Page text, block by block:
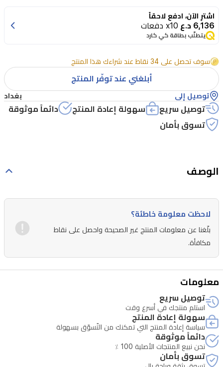
اشترِ الآن، ادفع لاحقاً
6,136 د.ع x10 دفعات
يتطلّب بطاقة كي كارد
سوف تحصل على 34 نقاط عند شراءك هذا المنتج
أبلغني عند توفّر المنتج
توصيل إلى بغداد
توصيل سريع سهولة إعادة المنتج
دائماً موثوقة
تسوق بأمان
الوصف
لاحظت معلومة خاطئة؟
بلّغنا عن معلومات المنتج غير الصحيحة واحصل على نقاط
مكافأة.
معلومات
توصيل سريع
استلم منتجك في أسرع وقت
سهولة إعادة المنتج
سياسة إعادة المنتج التي تمكنك من التّسوّق بسهولة
دائماً موثوقة
نحن نبيع المنتجات الأصلية 100 ٪
تسوق بأمان